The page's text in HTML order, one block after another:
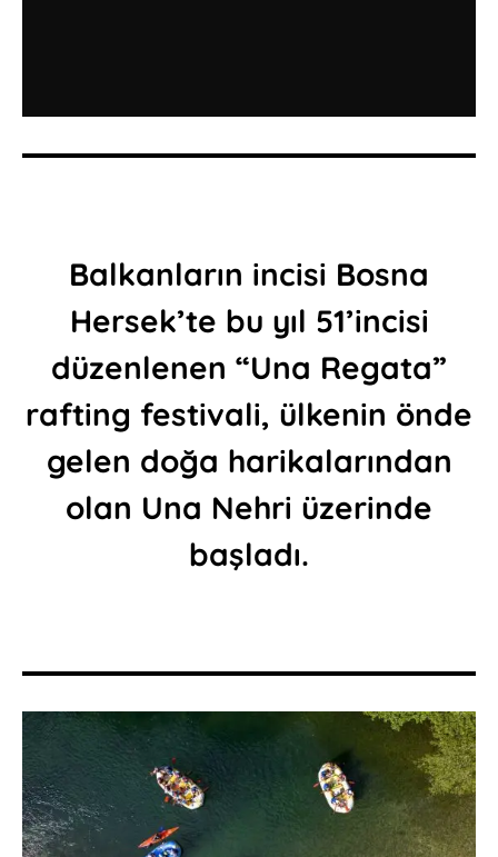
Balkanların incisi Bosna
Hersek’te bu yıl 51’incisi
düzenlenen “Una Regata”
rafting festivali, ülkenin önde
gelen doğa harikalarından
olan Una Nehri üzerinde
başladı.